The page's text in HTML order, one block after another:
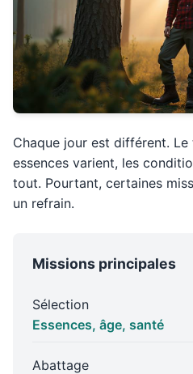
Chaque jour est différent. Le
essences varient, les
tout. Pourtant, certaines
un refrain.
Missions principales
Sélection
Essences, âge, santé
Abattage